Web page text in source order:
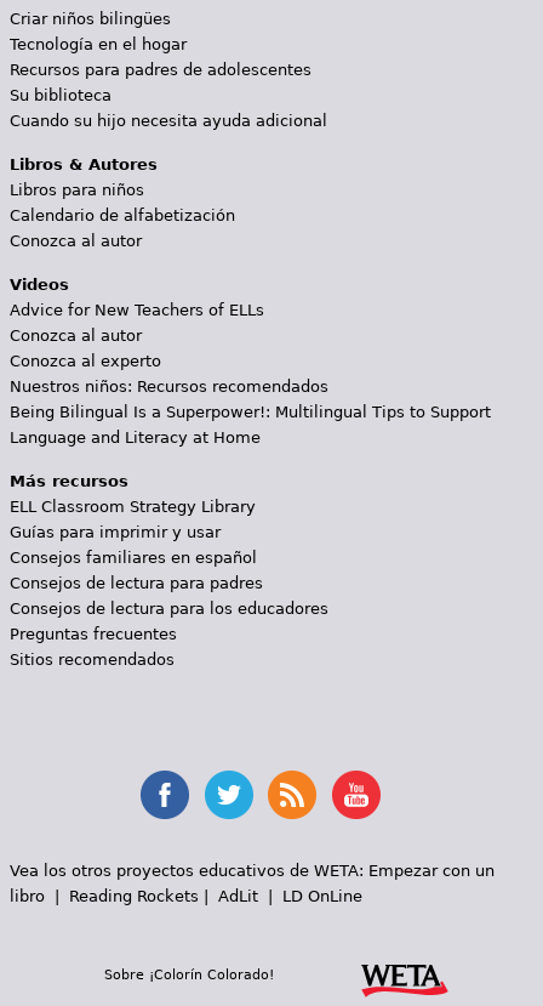
Criar niños bilingües
Tecnología en el hogar
Recursos para padres de adolescentes
Su biblioteca
Cuando su hijo necesita ayuda adicional
Libros & Autores
Libros para niños
Calendario de alfabetización
Conozca al autor
Videos
Advice for New Teachers of ELLs
Conozca al autor
Conozca al experto
Nuestros niños: Recursos recomendados
Being Bilingual Is a Superpower!: Multilingual Tips to Support
Language and Literacy at Home
Más recursos
ELL Classroom Strategy Library
Guías para imprimir y usar
Consejos familiares en español
Consejos de lectura para padres
Consejos de lectura para los educadores
Preguntas frecuentes
Sitios recomendados
Vea los otros proyectos educativos de WETA: Empezar con un
libro| Reading Rockets AdLit| LD OnLine
Sobre ¡Colorín Colorado!